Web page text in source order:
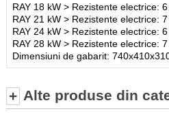
RAY 18 kW > Rezistente electrice:
RAY 21 kW > Rezistente electrice:
RAY 24 kW > Rezistente electrice:
RAY 28 kW > Rezistente electrice:
Dimensiuni de gabarit:
+ Alte produse din